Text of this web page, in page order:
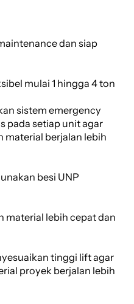
dan siap
mulai 1 hingga 4 ton
sistem emergency
pada setiap unit agar
material berjalan lebih
besi UNP
material lebih cepat dan
tinggi lift agar
proyek berjalan lebih